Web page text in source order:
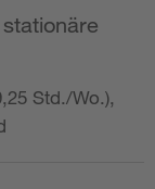
Std./Wo.),